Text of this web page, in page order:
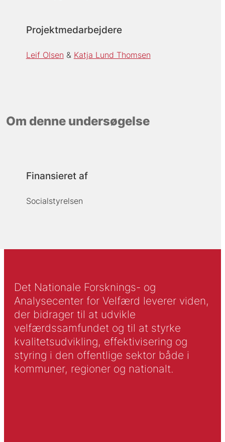
Projektmedarbejdere
Leif Olsen Katja Lund Thomsen
Om denne undersøgelse
Finansieret af
Socialstyrelsen
Det Nationale Forsknings- og
Analysecenter for Velfærd leverer viden,
der bidrager til at udvikle
velfærdssamfundet og til at styrke
kvalitetsudvikling, effektivisering og
styring i den offentlige sektor både i
kommuner, regioner og nationalt.